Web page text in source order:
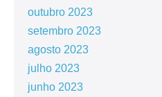
outubro 2023
setembro 2023
agosto 2023
julho 2023
junho 2023